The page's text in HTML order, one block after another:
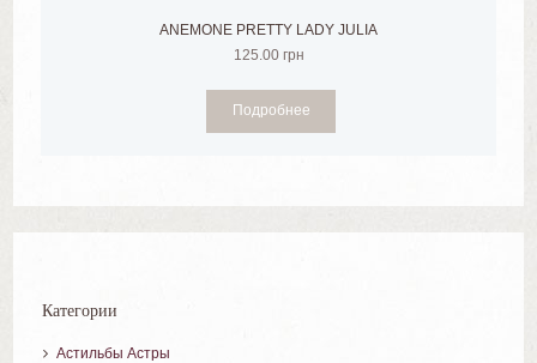
ANEMONE PRETTY LADY JULIA
125.00 грн
Подробнее
Категории
Астильбы Астры